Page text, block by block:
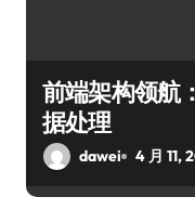
前端架构领航
据处理
dawei 4 月 11,